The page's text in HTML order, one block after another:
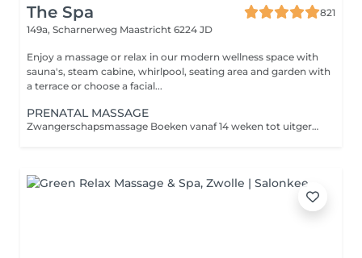
The Spa
821
149a, Scharnerweg Maastricht 6224 JD
Enjoy a massage or relax in our modern wellness space with
sauna's, steam cabine, whirlpool, seating area and garden with
a terrace or choose a facial...
PRENATAL MASSAGE
Zwangerschapsmassage Boeken vanaf 14 weken tot uitgerekende datum